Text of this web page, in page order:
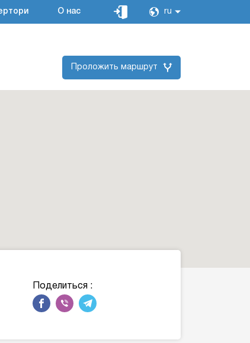
О нас ru
Проложить маршрут
Поделиться :